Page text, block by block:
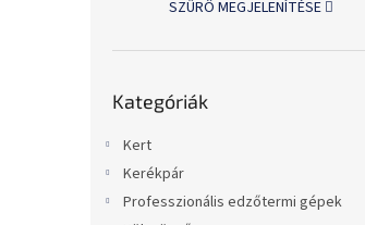
SZŰRŐ MEGJELENÍTÉSE
átugrása
Kategóriák
Kert
Kerékpár
Professzionális edzőtermi gépek